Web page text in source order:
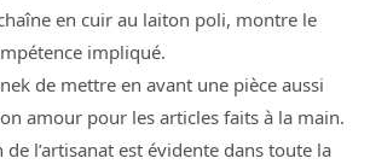
en cuir au laiton poli, montre le
impliqué.
de mettre en avant une pièce aussi
amour pour les articles faits à la main.
l’artisanat est évidente dans toute la